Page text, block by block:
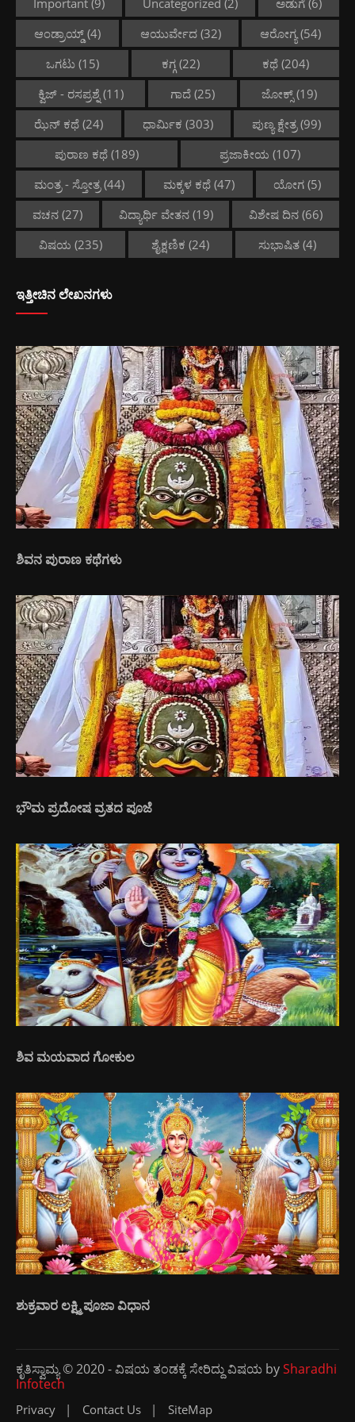
Important (9) Uncategorized (2) ಅಡುಗೆ (6)
ಆಂಡ್ರಾಯ್ಡ್(4) ಆಯುರ್ವೇದ(32) ಆರೋಗ್ಯ(54)
ಒಗಟು(15) ಕಗ್ಗ(22) ಕಥೆ (204)
ಕ್ವಿಜ್ - ರಸಪ್ರಶ್ನೆ(11) ಗಾದೆ(25) ಜೋಕ್ಸ್(19)
ಝೆನ್ ಕಥೆ(24) ಧಾರ್ಮಿಕ (303) ಪುಣ್ಯ ಕ್ಷೇತ್ರ(99)
ಪುರಾಣ ಕಥೆ (189) ಪ್ರಜಾಕೀಯ (107)
ಮಂತ್ರ - ಸ್ತೋತ್ರ(44) ಮಕ್ಕಳ ಕಥೆ(47) ಯೋಗ (5)
ವಚನ(27) ವಿದ್ಯಾರ್ಥಿ ವೇತನ(19) ವಿಶೇಷ ದಿನ (66)
ವಿಷಯ (235) ಶೈಕ್ಷಣಿಕ (24) ಸುಭಾಷಿತ (4)
ಇತ್ತೀಚಿನ ಲೇಖನಗಳು
ಶಿವನ ಪುರಾಣ ಕಥೆಗಳು
ಭೌಮ ಪ್ರದೋಷ ವ್ರತದ ಪೂಜೆ
ಶಿವ ಮಯವಾದ ಗೋಕುಲ
ಶುಕ್ರವಾರ ಲಕ್ಷ್ಮಿ ಪೂಜಾ ವಿಧಾನ
ಕೃತಿಸ್ವಾಮ್ಯ © 2020 - ವಿಷಯ ತಂಡಕ್ಕೆ ಸೇರಿದ್ದು ವಿಷಯ bySharadhi
Infotech
Privacy Contact Us SiteMap